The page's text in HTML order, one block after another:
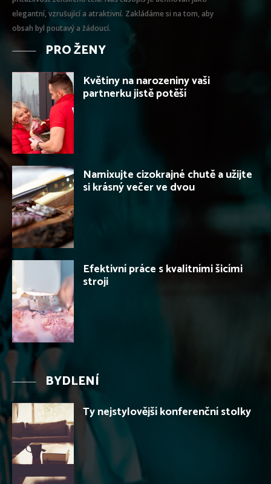
elegantní, vzrušující a atraktivní. Zakládáme si na tom, aby
obsah byl poutavý a žádoucí.
PRO ŽENY
Květiny na narozeniny vaši
partnerku jistě potěší
Namixujte cizokrajné chutě a užijte
si krásný večer ve dvou
Efektivní práce s kvalitními šicími
stroji
BYDLENÍ
Ty nejstylovější konferenční stolky